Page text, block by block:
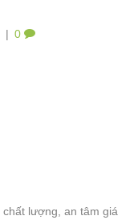
| 0
lượng, an tâm giá